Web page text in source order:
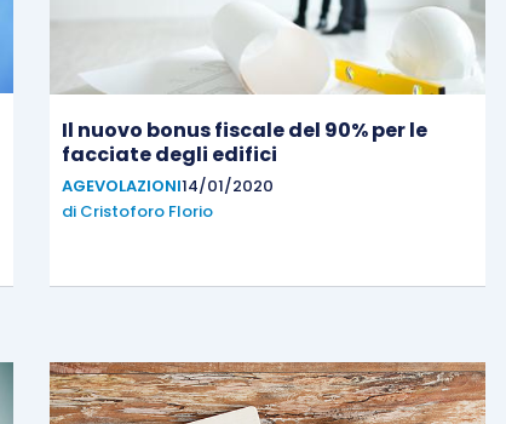
Il nuovo bonus fiscale del 90% per le
facciate degli edifici
AGEVOLAZIONI14/01/2020
di Cristoforo Florio